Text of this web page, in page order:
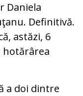
Daniela
Definitivă.
astăzi, 6
hotărârea
a doi dintre